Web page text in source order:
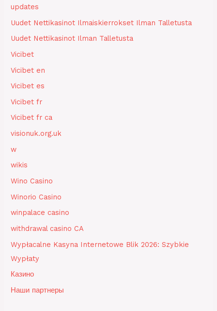
updates
Uudet Nettikasinot Ilmaiskierrokset Ilman Talletusta
Uudet Nettikasinot Ilman Talletusta
Vicibet
Vicibet en
Vicibet es
Vicibet fr
Vicibet fr ca
visionuk.org.uk
w
wikis
Wino Casino
Winorio Casino
winpalace casino
withdrawal casino CA
Wypłacalne Kasyna Internetowe Blik 2026: Szybkie
Wypłaty
Казино
Наши партнеры